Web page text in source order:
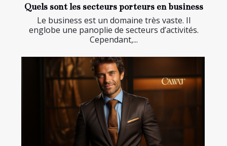
Quels sont les secteurs porteurs en business
Le business est un domaine très vaste. Il
englobe une panoplie de secteurs d’activités.
Cependant,...